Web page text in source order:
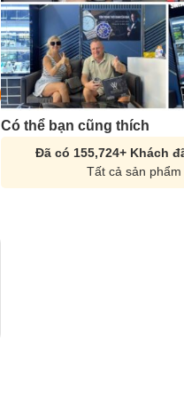
Có thể bạn cũng thích
Đã có 155,724+ Khách
Tất cả sản